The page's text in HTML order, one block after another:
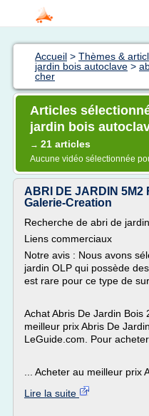
Accueil > Thèmes &
jardin bois autoclave >
cher
Articles
jardin bois
→ 21 articles
Aucune vidéo sélectionnée
ABRI DE JARDIN 5M2
Galerie-Creation
Recherche de abri de
Liens commerciaux
Notre avis : Nous avons
jardin OLP qui possède
est rare pour ce type de
Achat Abris De Jardin Bois
meilleur prix Abris De
LeGuide.com. Pour
... Acheter au meilleur prix
Lire la suite